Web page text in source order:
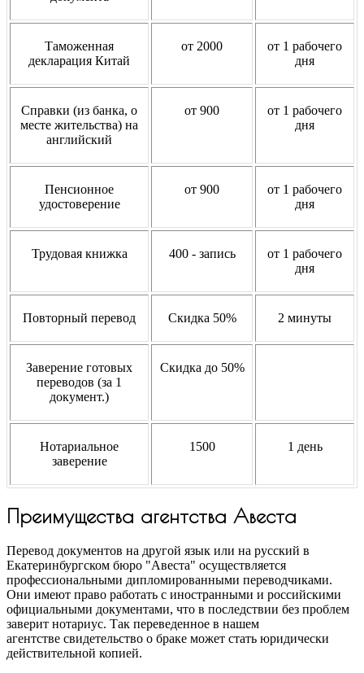
Таможенная
декларация Китай
от 2000
от 1 рабочего
дня
Справки (из банка, о
месте жительства) на
английский
от 900
от 1 рабочего
дня
Пенсионное
удостоверение
от 900
от 1 рабочего
дня
Трудовая книжка 400 - запись
от 1 рабочего
дня
Повторный перевод Скидка 50% 2 минуты
Заверение готовых
переводов (за 1
документ.)
Скидка до 50%
Нотариальное
заверение
1500 1 день
Преимущества агентства Авеста
Перевод документов на другой язык или на русский в
Екатеринбургском бюро "Авеста" осуществляется
профессиональными дипломированными переводчиками.
Они имеют право работать с иностранными и российскими
официальными документами, что в последствии без проблем
заверит нотариус. Так переведенное в нашем
агентстве свидетельство о браке может стать юридически
действительной копией.